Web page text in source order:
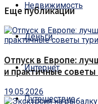
Недвижимость
Деньги
Интернет
Путешествие
Еще публикации
Отпуск в Европе:
и практичные советы
19.05.2026